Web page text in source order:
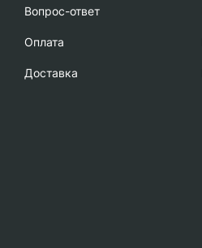
Вопрос-ответ
Oплата
Доставка